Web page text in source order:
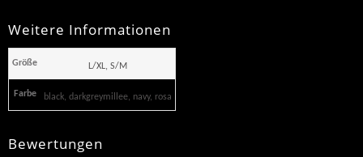
Weitere Informationen
Größe L/XL, S/M
Farbe black, darkgreymillee, navy, rosa
Bewertungen